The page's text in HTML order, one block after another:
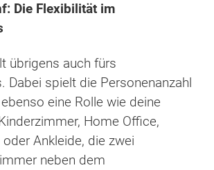
Die Flexibilität im
übrigens auch fürs
Dabei spielt die Personenanzahl
eine Rolle wie deine
Home Office,
Ankleide, die zwei
neben dem